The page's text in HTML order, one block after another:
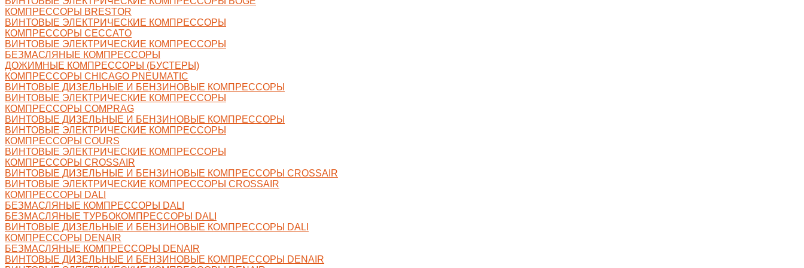
КОМПРЕССОРЫ BRESTOR
ВИНТОВЫЕ ЭЛЕКТРИЧЕСКИЕ КОМПРЕССОРЫ
КОМПРЕССОРЫ CECCATO
ВИНТОВЫЕ ЭЛЕКТРИЧЕСКИЕ КОМПРЕССОРЫ
БЕЗМАСЛЯНЫЕ КОМПРЕССОРЫ
ДОЖИМНЫЕ КОМПРЕССОРЫ (БУСТЕРЫ)
КОМПРЕССОРЫ CHICAGO PNEUMATIC
ВИНТОВЫЕ ДИЗЕЛЬНЫЕ И БЕНЗИНОВЫЕ КОМПРЕССОРЫ
ВИНТОВЫЕ ЭЛЕКТРИЧЕСКИЕ КОМПРЕССОРЫ
КОМПРЕССОРЫ COMPRAG
ВИНТОВЫЕ ДИЗЕЛЬНЫЕ И БЕНЗИНОВЫЕ КОМПРЕССОРЫ
ВИНТОВЫЕ ЭЛЕКТРИЧЕСКИЕ КОМПРЕССОРЫ
КОМПРЕССОРЫ COURS
ВИНТОВЫЕ ЭЛЕКТРИЧЕСКИЕ КОМПРЕССОРЫ
КОМПРЕССОРЫ CROSSAIR
ВИНТОВЫЕ ДИЗЕЛЬНЫЕ И БЕНЗИНОВЫЕ КОМПРЕССОРЫ CROSSAIR
ВИНТОВЫЕ ЭЛЕКТРИЧЕСКИЕ КОМПРЕССОРЫ CROSSAIR
КОМПРЕССОРЫ DALI
БЕЗМАСЛЯНЫЕ КОМПРЕССОРЫ DALI
БЕЗМАСЛЯНЫЕ ТУРБОКОМПРЕССОРЫ DALI
ВИНТОВЫЕ ДИЗЕЛЬНЫЕ И БЕНЗИНОВЫЕ КОМПРЕССОРЫ DALI
КОМПРЕССОРЫ DENAIR
БЕЗМАСЛЯНЫЕ КОМПРЕССОРЫ DENAIR
ВИНТОВЫЕ ДИЗЕЛЬНЫЕ И БЕНЗИНОВЫЕ КОМПРЕССОРЫ DENAIR